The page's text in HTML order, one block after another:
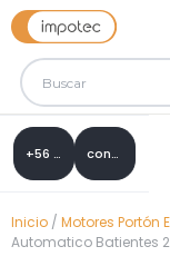
+56 9 8288 0307 contacto@impotec.cl
Inicio / Motores Portón
Automatico Batientes 2